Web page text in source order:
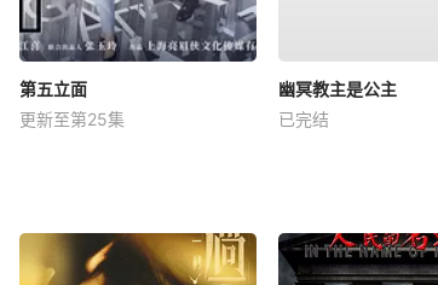
第五立面
更新至第25集
幽冥教主是公主
已完结